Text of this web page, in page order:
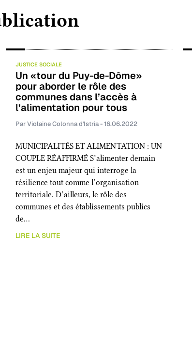
o
o
JUSTICE SOCIALE
Un «tour du Puy-de-Dôme»
pour aborder le rôle des
communes dans l’accès à
l’alimentation pour tous
Par Violaine Colonna d'Istria - 16.06.2022
MUNICIPALITÉS ET ALIMENTATION : UN
COUPLE RÉAFFIRMÉ S’alimenter demain
est un enjeu majeur qui interroge la
résilience tout comme l’organisation
territoriale. D’ailleurs, le rôle des
communes et des établissements publics
de…
LIRE LA SUITE